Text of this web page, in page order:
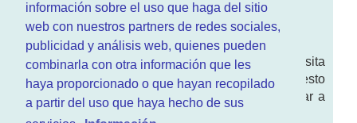
información sobre el uso que haga del sitio
web con nuestros partners de redes sociales,
publicidad y análisis web, quienes pueden
combinarla con otra información que les
haya proporcionado o que hayan recopilado
a partir del uso que haya hecho de sus
¿Quienes somos?
Quieres saber quien mantiene la pagina, visita
nuestrasección de contacto. Aquí tienes nuesto
aviso legal
. Basicamente no queremos engañar a
nadie.